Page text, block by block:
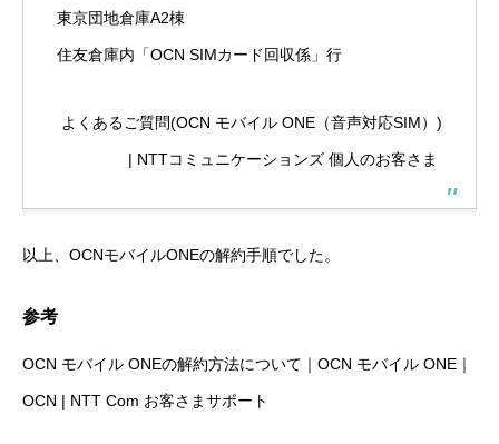
東京団地倉庫A2棟
住友倉庫内「OCN SIMカード回収係」行
よくあるご質問(OCN モバイル ONE（音声対応SIM）)
| NTTコミュニケーションズ 個人のお客さま
以上、OCNモバイルONEの解約手順でした。
参考
OCN モバイル ONEの解約方法について｜OCN モバイル ONE｜
OCN | NTT Com お客さまサポート